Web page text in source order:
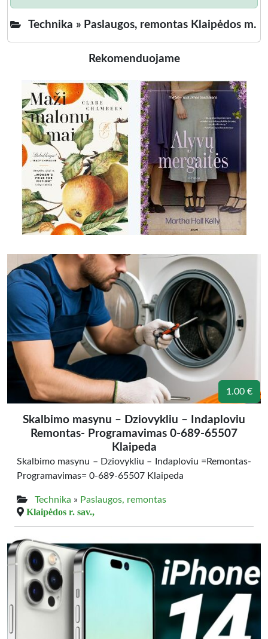
Technika » Paslaugos, remontas Klaipėdos m.
Rekomenduojame
1.00 €
Skalbimo masynu – Dziovykliu – Indaploviu
Remontas- Programavimas 0-689-65507
Klaipeda
Skalbimo masynu – Dziovykliu – Indaploviu =Remontas-
Programavimas= 0-689-65507 Klaipeda
Technika » Paslaugos, remontas
Klaipėdos r. sav.,